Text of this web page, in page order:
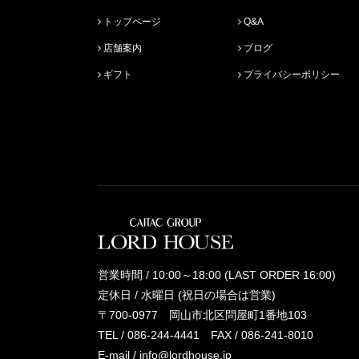
トップページ
店舗案内
ギフト
Q&A
ブログ
プライバシーポリシー
営業時間 / 10:00～18:00 (LAST ORDER 16:00)
定休日 / 水曜日 (祝日の場合は営業)
〒700-0977 岡山市北区問屋町1番地103
TEL / 086-244-4441
FAX / 086-241-8010
E-mail / info@lordhouse.jp